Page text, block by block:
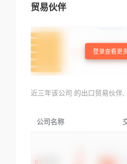
贸易伙伴
登录查看更
近三年该公司 的出口贸易伙伴,
公司名称